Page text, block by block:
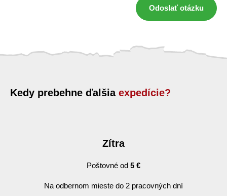
Odoslať otázku
Kedy prebehne ďalšia expedície?
Zítra
Poštovné od 5 €
Na odbernom mieste do 2 pracovných dní